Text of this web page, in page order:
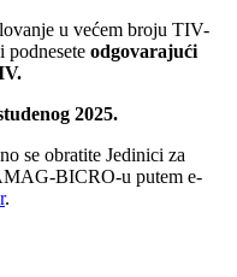
u većem broju TIV-
podnesete odgovarajući
2025.
se obratite Jedinici za
BICRO-u putem e-
.